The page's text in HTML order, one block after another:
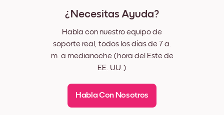
¿Necesitas Ayuda?
Habla con nuestro equipo de
soporte real, todos los días de 7 a.
m. a medianoche (hora del Este de
EE. UU.)
Habla Con Nosotros